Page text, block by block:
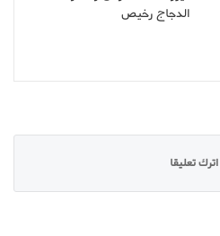
الدجاج رخيص
اترك تعليقا